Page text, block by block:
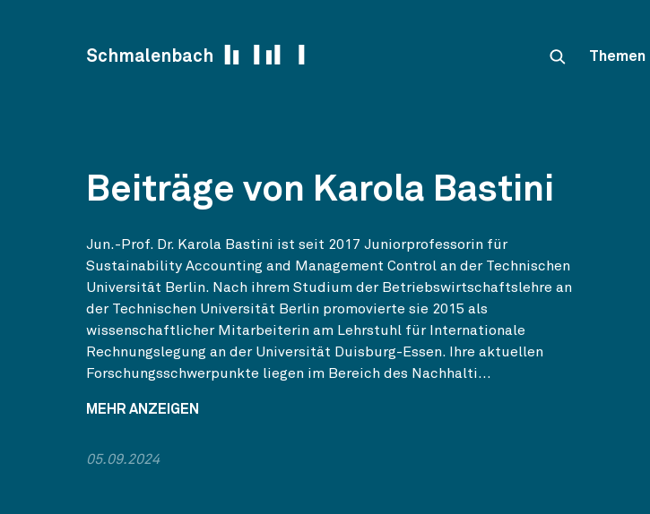
Schmalenbach Themen
Beiträge von Karola Bastini
Jun.-Prof. Dr. Karola Bastini ist seit 2017 Juniorprofessorin für
Sustainability Accounting and Management Control an der Technischen
Universität Berlin. Nach ihrem Studium der Betriebswirtschaftslehre an
der Technischen Universität Berlin promovierte sie 2015 als
wissenschaftlicher Mitarbeiterin am Lehrstuhl für Internationale
Rechnungslegung an der Universität Duisburg-Essen. Ihre aktuellen
Forschungsschwerpunkte liegen im Bereich des Nachhalti...
MEHR ANZEIGEN
05.09.2024